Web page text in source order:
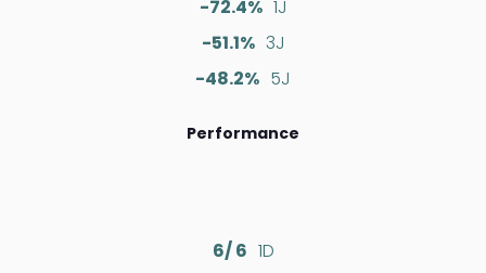
-72.4% 1J
-51.1% 3J
-48.2% 5J
Performance
6/ 6 1D